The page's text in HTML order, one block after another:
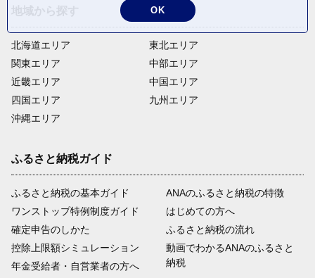
北海道エリア
関東エリア
近畿エリア
四国エリア
沖縄エリア
東北エリア
中部エリア
中国エリア
九州エリア
ふるさと納税ガイド
ふるさと納税の基本ガイド
ワンストップ特例制度ガイド
確定申告のしかた
控除上限額シミュレーション
年金受給者・自営業者の方へ
ANAのふるさと納税の特徴
はじめての方へ
ふるさと納税の流れ
動画でわかるANAのふるさと
納税
OK